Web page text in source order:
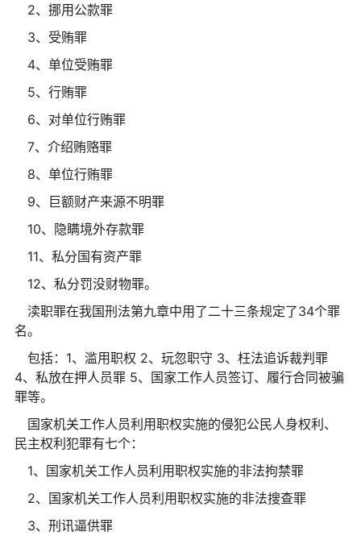
2、挪用公款罪
3、受贿罪
4、单位受贿罪
5、行贿罪
6、对单位行贿罪
7、介绍贿赂罪
8、单位行贿罪
9、巨额财产来源不明罪
10、隐瞒境外存款罪
11、私分国有资产罪
12、私分罚没财物罪。
渎职罪在我国刑法第九章中用了二十三条规定了34个罪
名。
包括：1、滥用职权 2、玩忽职守 3、枉法追诉裁判罪
4、私放在押人员罪 5、国家工作人员签订、履行合同被骗
罪等。
国家机关工作人员利用职权实施的侵犯公民人身权利、
民主权利犯罪有七个：
1、国家机关工作人员利用职权实施的非法拘禁罪
2、国家机关工作人员利用职权实施的非法搜查罪
3、刑讯逼供罪